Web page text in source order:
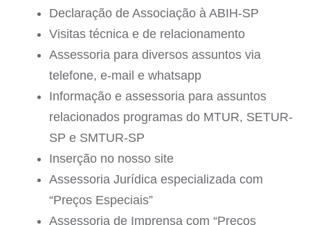
Declaração de Associação à ABIH-SP
Visitas técnica e de relacionamento
Assessoria para diversos assuntos via
telefone, e-mail e whatsapp
Informação e assessoria para assuntos
relacionados programas do MTUR, SETUR-
SP e SMTUR-SP
Inserção no nosso site
Assessoria Jurídica especializada com
“Preços Especiais”
Assessoria de Imprensa com “Preços